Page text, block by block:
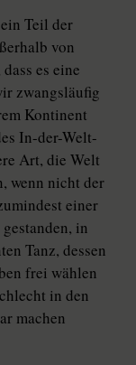
Teil der
von
es eine
zwangsläufig
Kontinent
In-der-Welt-
Art, die Welt
wenn nicht der
einer
in
Tanz, dessen
frei wählen
in den
machen